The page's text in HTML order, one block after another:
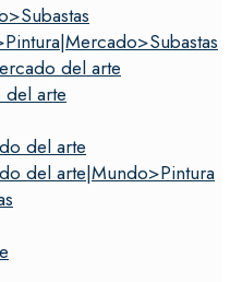
del arte
arte
del arte
del arte|Mundo>Pintura